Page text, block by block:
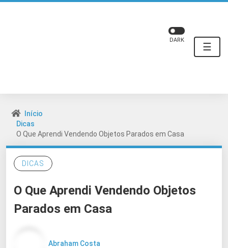
☰
DARK
Início
Dicas
O Que Aprendi Vendendo Objetos Parados em Casa
DICAS
O Que Aprendi Vendendo Objetos
Parados em Casa
Abraham Costa